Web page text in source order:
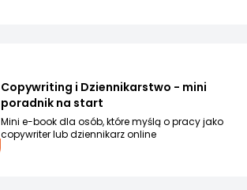
Copywriting i Dziennikarstwo - mini
poradnik na start
Mini e-book dla osób, które myślą o pracy jako
copywriter lub dziennikarz online